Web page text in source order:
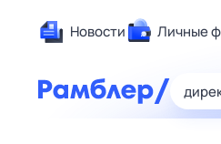
Новости Личные